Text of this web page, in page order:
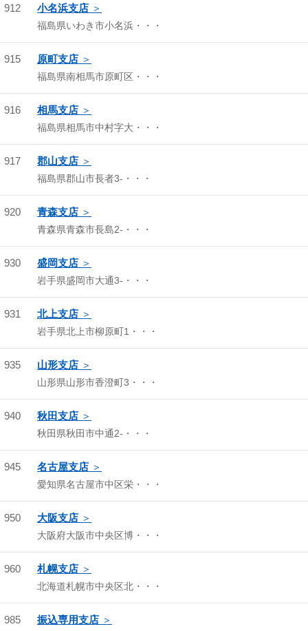
912 小名浜支店
福島県いわき市小名浜・・・
915 原町支店
福島県南相馬市原町区・・・
916 相馬支店
福島県相馬市中村字大・・・
917 郡山支店
福島県郡山市長者3-・・・
920 青森支店
青森県青森市長島2-・・・
930 盛岡支店
岩手県盛岡市大通3-・・・
931 北上支店
岩手県北上市柳原町1・・・
935 山形支店
山形県山形市香澄町3・・・
940 秋田支店
秋田県秋田市中通2-・・・
945 名古屋支店
愛知県名古屋市中区栄・・・
950 大阪支店
大阪府大阪市中央区博・・・
960 札幌支店
北海道札幌市中央区北・・・
985 振込専用支店